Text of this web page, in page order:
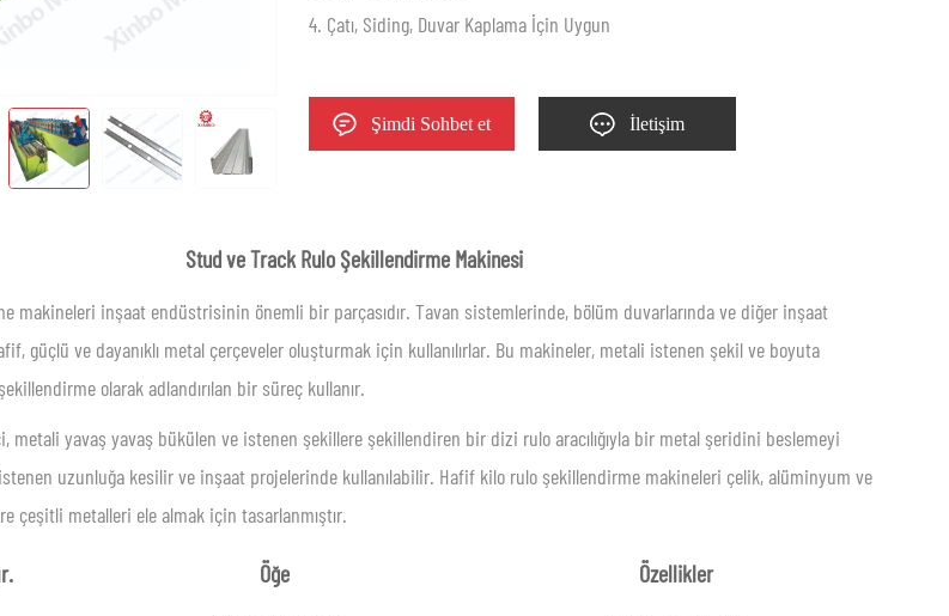
4. Çatı, Siding, Duvar Kaplama İçin Uygun
Şimdi Sohbet et İletişim
Stud ve Track Rulo Şekillendirme Makinesi
makineleri inşaat endüstrisinin önemli bir parçasıdır. Tavan sistemlerinde, bölüm duvarlarında ve diğer inşaat
güçlü ve dayanıklı metal çerçeveler oluşturmak için kullanılırlar. Bu makineler, metali istenen şekil ve boyuta
olarak adlandırılan bir süreç kullanır.
metali yavaş yavaş bükülen ve istenen şekillere şekillendiren bir dizi rulo aracılığıyla bir metal şeridini beslemeyi
uzunluğa kesilir ve inşaat projelerinde kullanılabilir. Hafif kilo rulo şekillendirme makineleri çelik, alüminyum ve
çeşitli metalleri ele almak için tasarlanmıştır.
Öğe Özellikler